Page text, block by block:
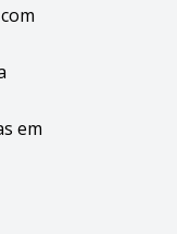
em